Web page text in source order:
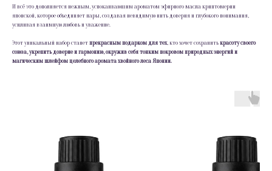
И всё это дополняется нежным, успокаивающим ароматом эфирного масла криптомерии
японской, которое объединяет пары, создавая невидимую нить доверия и глубокого понимания,
усиливая взаимную любовь и уважение.
Этот уникальный набор станетпрекрасным подарком для тех, кто хочет сохранитькрасоту своего
союза, укрепить доверие и гармонию, окружив себя тонким покровом природных энергий и
магическим шлейфом целебного аромата хвойного леса Японии.